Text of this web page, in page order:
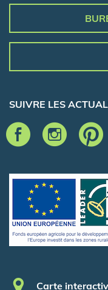
SUIVRE LES
Carte